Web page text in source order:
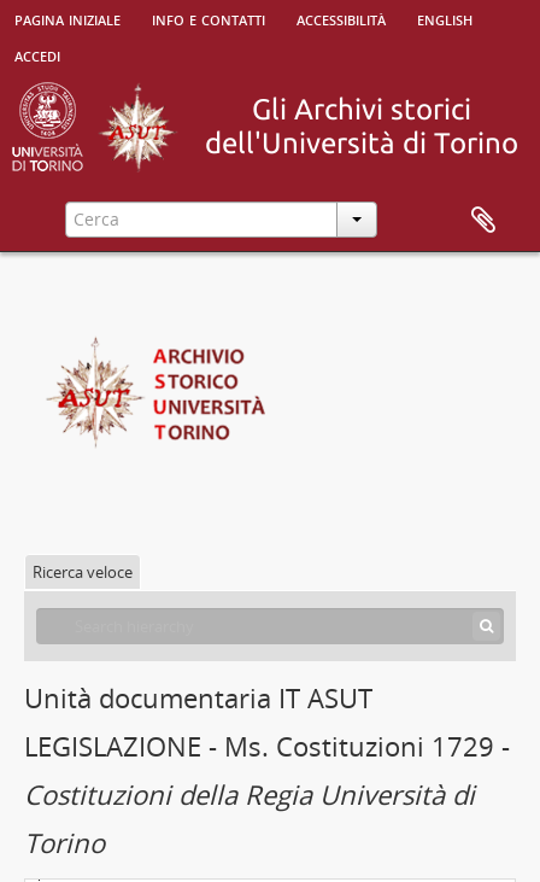
pagina iniziale info e contatti accessibilità
english
accedi
Ricerca veloce
Unità documentaria IT ASUT
LEGISLAZIONE - Ms. Costituzioni 1729 -
Costituzioni della Regia Università di
Torino